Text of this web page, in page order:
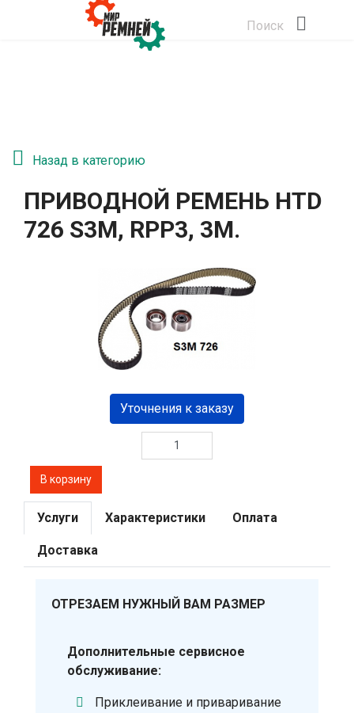
Поиск
Назад в категорию
ПРИВОДНОЙ РЕМЕНЬ HTD
726 S3M, RPP3, 3М.
Уточнения к заказу
Услуги Характеристики Оплата
Доставка
ОТРЕЗАЕМ НУЖНЫЙ ВАМ РАЗМЕР
Дополнительные сервисное
обслуживание:
Приклеивание и приваривание